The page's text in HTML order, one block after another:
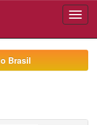
Brasil